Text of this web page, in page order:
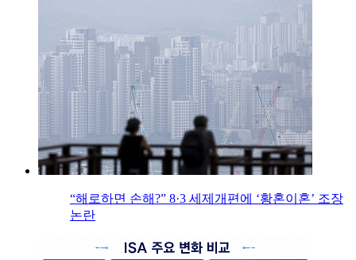
“해로하면 손해?” 8·3 세제개편에 ‘황혼이혼’ 조장
논란